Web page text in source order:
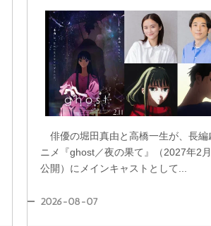
俳優の堀田真由と高橋一生が、長編
ニメ『ghost／夜の果て』（2027年2
公開）にメインキャストとして...
2026-08-07